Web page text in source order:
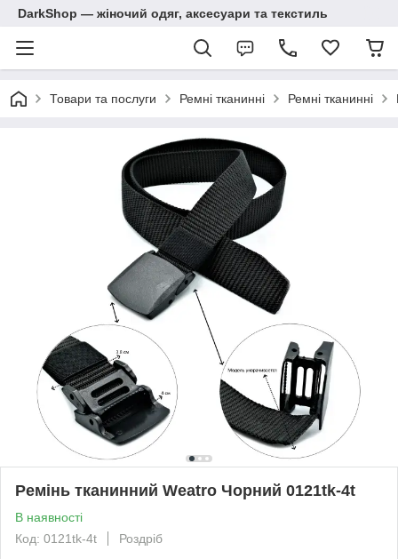
DarkShop — жіночий одяг, аксесуари та текстиль
Товари та послуги Ремні тканинні Ремні тканинні
Ремінь тканинний Weatro Чорний 0121tk-4t
В наявності
Код: 0121tk-4t
Роздріб